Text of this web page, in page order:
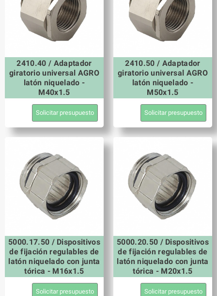
2410.40 / Adaptador
giratorio universal AGRO
latón niquelado -
M40x1.5
Solicitar presupuesto
2410.50 / Adaptador
giratorio universal AGRO
latón niquelado -
M50x1.5
Solicitar presupuesto
5000.17.50 / Dispositivos
de fijación regulables de
latón niquelado con junta
tórica - M16x1.5
Solicitar presupuesto
5000.20.50 / Dispositivos
de fijación regulables de
latón niquelado con junta
tórica - M20x1.5
Solicitar presupuesto